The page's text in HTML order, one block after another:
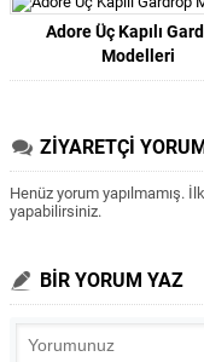
Adore Üç Kapılı
Modelleri
ZİYARETÇİ
Henüz yorum yapılmamış.
yapabilirsiniz.
BİR YORUM YAZ